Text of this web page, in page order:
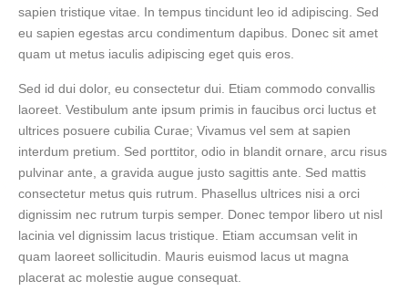
sapien tristique vitae. In tempus tincidunt leo id adipiscing. Sed
eu sapien egestas arcu condimentum dapibus. Donec sit amet
quam ut metus iaculis adipiscing eget quis eros.
Sed id dui dolor, eu consectetur dui. Etiam commodo convallis
laoreet. Vestibulum ante ipsum primis in faucibus orci luctus et
ultrices posuere cubilia Curae; Vivamus vel sem at sapien
interdum pretium. Sed porttitor, odio in blandit ornare, arcu risus
pulvinar ante, a gravida augue justo sagittis ante. Sed mattis
consectetur metus quis rutrum. Phasellus ultrices nisi a orci
dignissim nec rutrum turpis semper. Donec tempor libero ut nisl
lacinia vel dignissim lacus tristique. Etiam accumsan velit in
quam laoreet sollicitudin. Mauris euismod lacus ut magna
placerat ac molestie augue consequat.